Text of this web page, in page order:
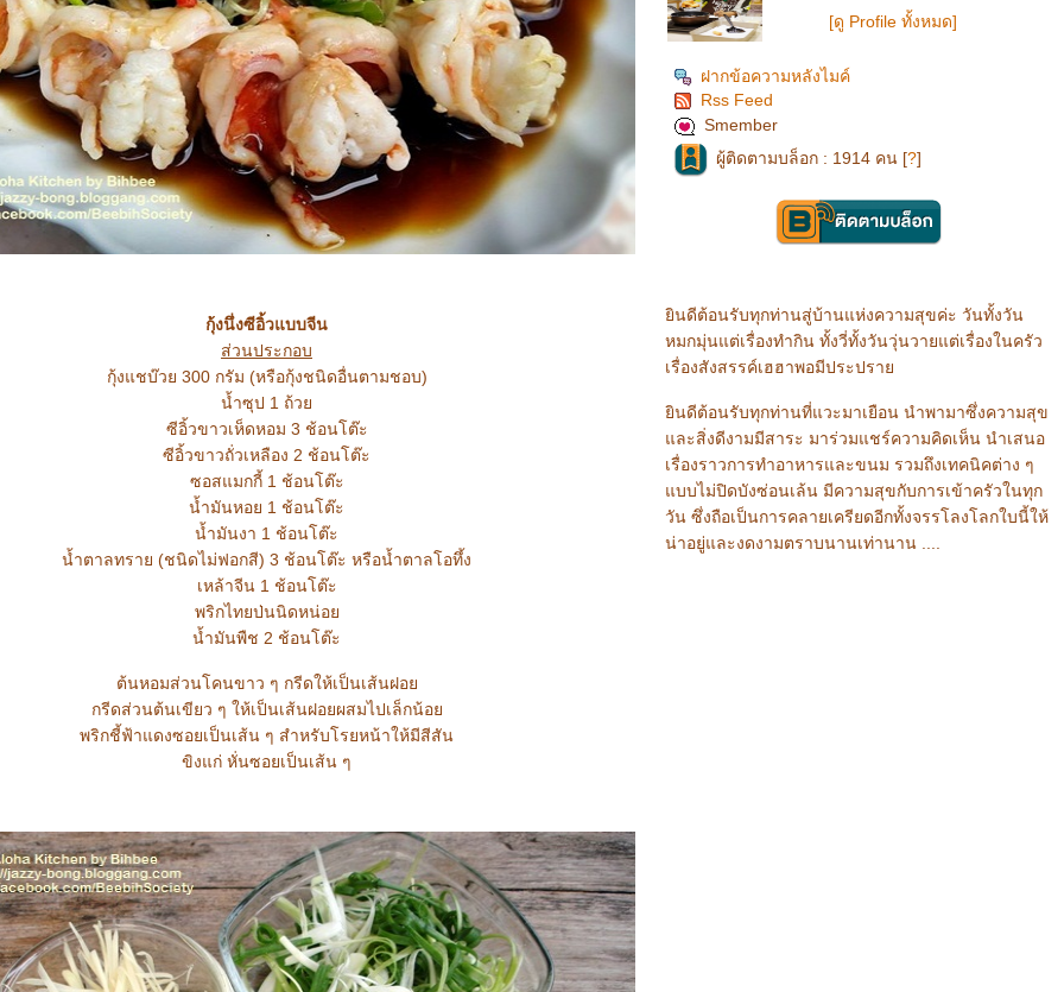
กุ้งนึ่งซีอิ้วแบบจีน
ส่วนประกอบ
กุ้งแชบ๊วย 300 กรัม (หรือกุ้งชนิดอื่นตามชอบ)
น้ำซุป 1 ถ้ว
ซีอิ้วขาวเห็ดหอม 3 ช้อนโต๊ะ
ซีอิ้วขาวถั่วเหลือง 2 ช้อนโต๊ะ
ซอสแมกกี้ 1 ช้อนโต๊ะ
น้ำมันหอย 1 ช้อนโต๊ะ
น้ำมันงา 1 ช้อนโต๊ะ
น้ำตาลทราย (ชนิดไม่ฟอกสี) 3 ช้อนโต๊ะ หรือน้ำตาลโอทึ้ง
เหล้าจีน 1 ช้อนโต๊ะ
พริกไทยป่นนิดหน่อ
น้ำมันพืช 2 ช้อนโต๊ะ
ต้นหอมส่วนโคนขาว ๆ กรีดให้เป็นเส้นฝอ
กรีดส่วนต้นเขียว ๆ ให้เป็นเส้นฝอยผสมไปเล็กน้อ
พริกชี้ฟ้าแดงซอยเป็นเส้น ๆ สำหรับโรยหน้าให้มีสีสัน
ขิงแก่ หั่นซอยเป็นเส้น ๆ
[ดู Profile ทั้งหมด]
ฝากข้อความหลังไมค์
Rss Feed
Smember
ผู้ติดตามบล็อก : 1914 คน [?]
ินดีต้อนรับทุกท่านสู่บ้านแห่งความสุขค่ะ วันทั้งวัน
หมกมุ่นแต่เรื่องทำกิน ทั้งวี่ทั้งวันวุ่นวายแต่เรื่องในครัว
เรื่องสังสรรค์เฮฮาพอมีประปรา
ินดีต้อนรับทุกท่านที่แวะมาเยือน นำพามาซึ่งความสุข
ละสิ่งดีงามมีสาระ มาร่วมแชร์ความคิดเห็น นำเสนอ
เรื่องราวการทำอาหารและขนม รวมถึงเทคนิคต่าง ๆ
บบไม่ปิดบังซ่อนเล้น มีความสุขกับการเข้าครัวในทุก
วัน ซึ่งถือเป็นการคลายเครียดอีกทั้งจรรโลงโลกใบนี้ให้
น่าอยู่และงดงามตราบนานเท่านาน ....